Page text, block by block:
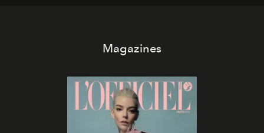
Magazines